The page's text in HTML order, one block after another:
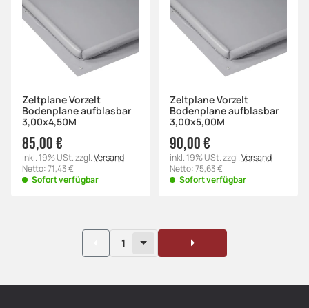
Zeltplane Vorzelt
Bodenplane aufblasbar
3,00x4,50M
85,00 €
inkl. 19% USt. zzgl.Versand
Netto: 71,43 €
Sofort verfügbar
Zeltplane Vorzelt
Bodenplane aufblasbar
3,00x5,00M
90,00 €
inkl. 19% USt. zzgl.Versand
Netto: 75,63 €
Sofort verfügbar
1